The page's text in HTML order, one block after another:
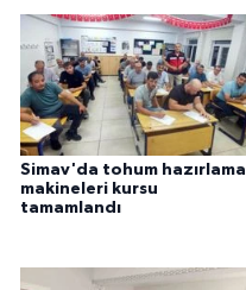
Simav'da tohum hazırlama
makineleri kursu
tamamlandı
YEREL
Yerel Haberler